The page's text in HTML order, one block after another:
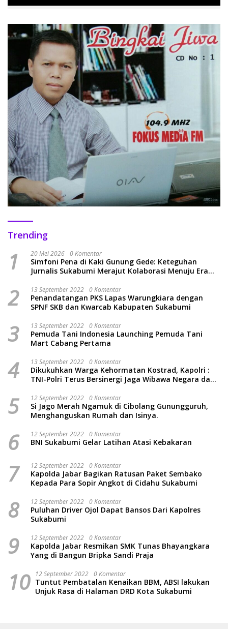
Trending
1 20 Mei 2026 0 Komentar
Simfoni Pena di Kaki Gunung Gede: Keteguhan
Jurnalis Sukabumi Merajut Kolaborasi Menuju Era
2 13 September 2022 0 Komentar
Penandatangan PKS Lapas Warungkiara dengan
SPNF SKB dan Kwarcab Kabupaten Sukabumi
3 13 September 2022 0 Komentar
Pemuda Tani Indonesia Launching Pemuda Tani
Mart Cabang Pertama
4 13 September 2022 0 Komentar
Dikukuhkan Warga Kehormatan Kostrad, Kapolri :
TNI-Polri Terus Bersinergi Jaga Wibawa Negara dan
5 12 September 2022 0 Komentar
Si Jago Merah Ngamuk di Cibolang Gunungguruh,
Menghanguskan Rumah dan Isinya.
6 12 September 2022 0 Komentar
BNI Sukabumi Gelar Latihan Atasi Kebakaran
7 12 September 2022 0 Komentar
Kapolda Jabar Bagikan Ratusan Paket Sembako
Kepada Para Sopir Angkot di Cidahu Sukabumi
8 12 September 2022 0 Komentar
Puluhan Driver Ojol Dapat Bansos Dari Kapolres
Sukabumi
9 12 September 2022 0 Komentar
Kapolda Jabar Resmikan SMK Tunas Bhayangkara
Yang di Bangun Bripka Sandi Praja
10 12 September 2022 0 Komentar
Tuntut Pembatalan Kenaikan BBM, ABSI lakukan
Unjuk Rasa di Halaman DRD Kota Sukabumi